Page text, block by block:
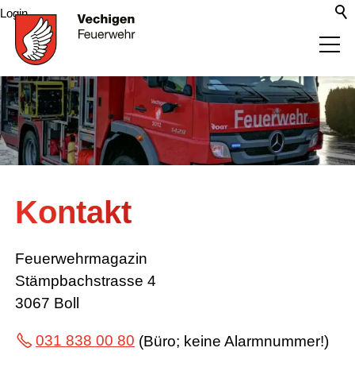
Login
Aktuelles
Organisation
Richtiges Verhalten
Tätigkeiten
Infrastruktur
Kontakt
Feuerwehrmagazin
Stämpbachstrasse 4
3067 Boll
031 838 00 80 (Büro; keine Alarmnummer!)